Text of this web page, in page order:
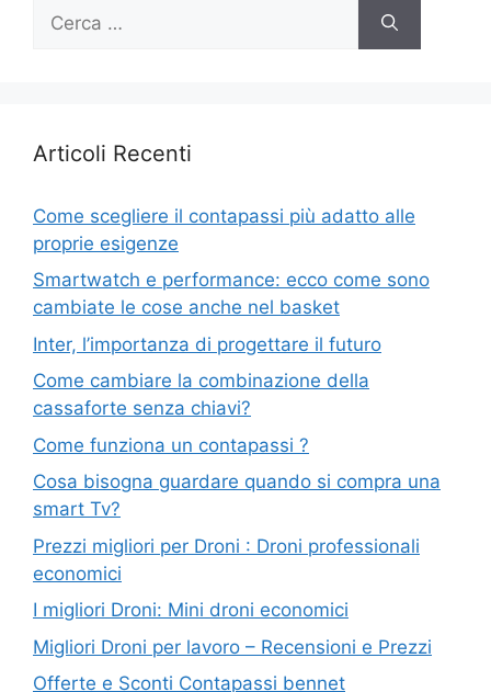
per:
Articoli Recenti
Come scegliere il contapassi più adatto alle
proprie esigenze
Smartwatch e performance: ecco come sono
cambiate le cose anche nel basket
Inter, l’importanza di progettare il futuro
Come cambiare la combinazione della
cassaforte senza chiavi?
Come funziona un contapassi ?
Cosa bisogna guardare quando si compra una
smart Tv?
Prezzi migliori per Droni : Droni professionali
economici
I migliori Droni: Mini droni economici
Migliori Droni per lavoro – Recensioni e Prezzi
Offerte e Sconti Contapassi bennet